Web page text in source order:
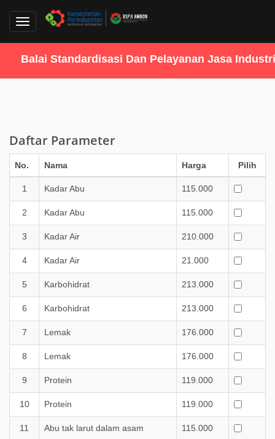
Toggle
Balai Standardisasi Dan Pelayanan Jasa Industri
Daftar Parameter
No. Nama Harga Pilih
1 Kadar Abu 115.000
2 Kadar Abu 115.000
3 Kadar Air 210.000
4 Kadar Air 21.000
5 Karbohidrat 213.000
6 Karbohidrat 213.000
7 Lemak 176.000
8 Lemak 176.000
9 Protein 119.000
10 Protein 119.000
11 Abu tak larut dalam asam 115.000